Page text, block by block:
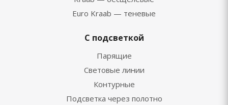
Euro Kraab — теневые
С подсветкой
Парящие
Световые линии
Контурные
Подсветка через полотно